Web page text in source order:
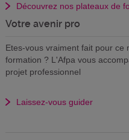
Découvrez nos plateaux de
Votre avenir pro
Etes-vous vraiment fait pour ce
formation ? L'Afpa vous
projet professionnel
Laissez-vous guider